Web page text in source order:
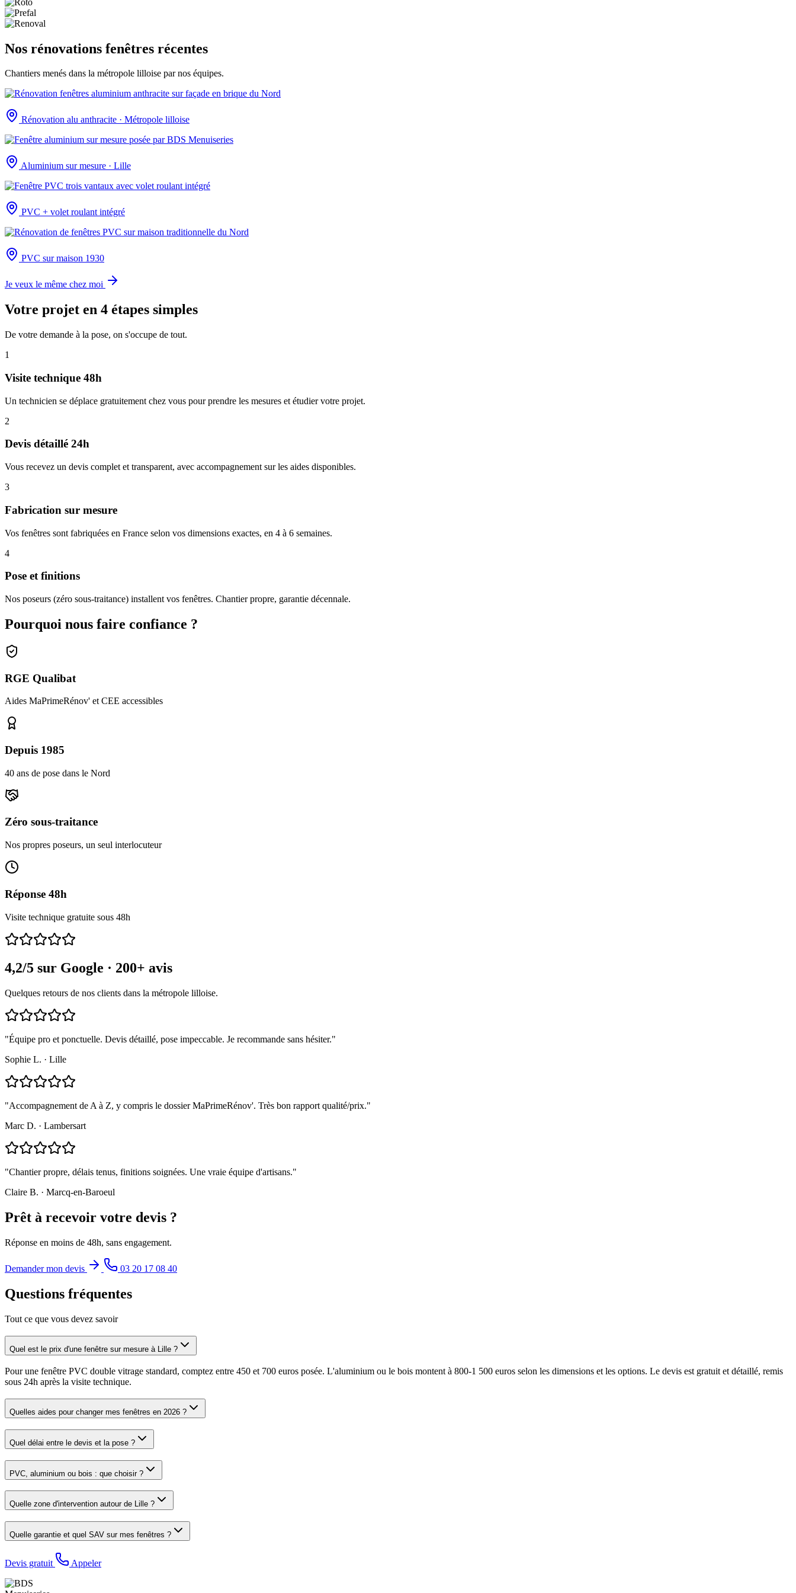
Nos rénovations fenêtres récentes
Chantiers menés dans la métropole lilloise par nos équipes.
Rénovation alu anthracite · Métropole lilloise
Aluminium sur mesure · Lille
PVC + volet roulant intégré
PVC sur maison 1930
Je veux le même chez moi
Votre projet en 4 étapes simples
De votre demande à la pose, on s'occupe de tout.
1
Visite technique 48h
Un technicien se déplace gratuitement chez vous pour prendre les mesures et étudier votre projet.
2
Devis détaillé 24h
Vous recevez un devis complet et transparent, avec accompagnement sur les aides disponibles.
3
Fabrication sur mesure
Vos fenêtres sont fabriquées en France selon vos dimensions exactes, en 4 à 6 semaines.
4
Pose et finitions
Nos poseurs (zéro sous-traitance) installent vos fenêtres. Chantier propre, garantie décennale.
Pourquoi nous faire confiance ?
RGE Qualibat
Aides MaPrimeRénov' et CEE accessibles
Depuis 1985
40 ans de pose dans le Nord
Zéro sous-traitance
Nos propres poseurs, un seul interlocuteur
Réponse 48h
Visite technique gratuite sous 48h
4,2/5 sur Google · 200+ avis
Quelques retours de nos clients dans la métropole lilloise.
"Équipe pro et ponctuelle. Devis détaillé, pose impeccable. Je recommande sans hésiter."
Sophie L. · Lille
"Accompagnement de A à Z, y compris le dossier MaPrimeRénov'. Très bon rapport qualité/prix."
Marc D. · Lambersart
"Chantier propre, délais tenus, finitions soignées. Une vraie équipe d'artisans."
Claire B. · Marcq-en-Baroeul
Prêt à recevoir votre devis ?
Réponse en moins de 48h, sans engagement.
Demander mon devis 03 20 17 08 40
Questions fréquentes
Tout ce que vous devez savoir
Quel est le prix d'une fenêtre sur mesure à Lille ?
Pour une fenêtre PVC double vitrage standard, comptez entre 450 et 700 euros posée. L'aluminium ou le bois montent à 800-1 500 euros selon les dimensions et les options. Le devis est gratuit et détaillé, remis
sous 24h après la visite technique.
Quelles aides pour changer mes fenêtres en 2026 ?
Quel délai entre le devis et la pose ?
PVC, aluminium ou bois : que choisir ?
Quelle zone d'intervention autour de Lille ?
Quelle garantie et quel SAV sur mes fenêtres ?
Devis gratuit Appeler